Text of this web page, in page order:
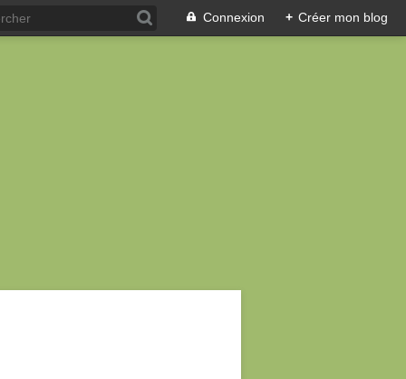
Connexion + Créer mon blog